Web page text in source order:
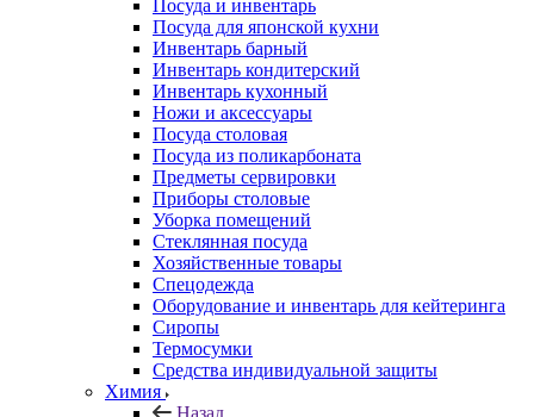
Посуда и инвентарь
Посуда для японской кухни
Инвентарь барный
Инвентарь кондитерский
Инвентарь кухонный
Ножи и аксессуары
Посуда столовая
Посуда из поликарбоната
Предметы сервировки
Приборы столовые
Уборка помещений
Стеклянная посуда
Хозяйственные товары
Спецодежда
Оборудование и инвентарь для кейтеринга
Сиропы
Термосумки
Средства индивидуальной защиты
Химия
Назад